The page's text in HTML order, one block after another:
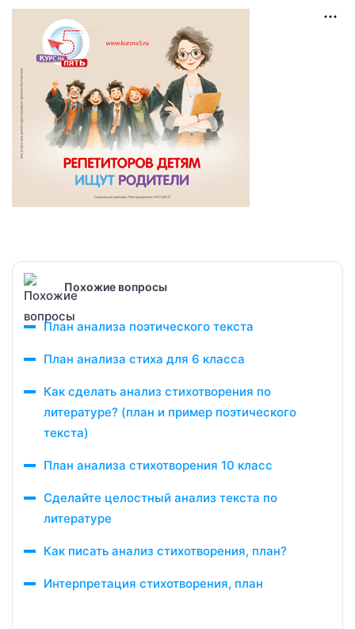
Похожие вопросы
План анализа поэтического текста
План анализа стиха для 6 класса
Как сделать анализ стихотворения по
литературе? (план и пример поэтического
текста)
План анализа стихотворения 10 класс
Сделайте целостный анализ текста по
литературе
Как писать анализ стихотворения, план?
Интерпретация стихотворения, план